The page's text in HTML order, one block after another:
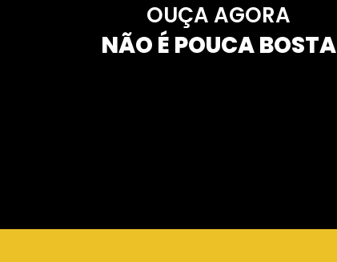
OUÇA AGORA
NÃO É POUCA BOSTA